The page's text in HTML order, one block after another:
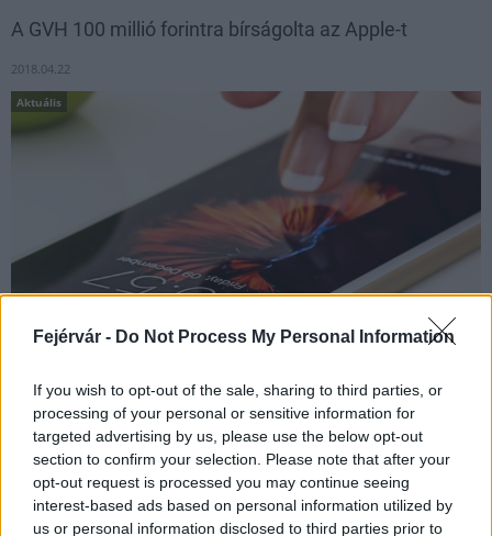
Fejérvár - Do Not Process My Personal Information
If you wish to opt-out of the sale, sharing to third parties, or
processing of your personal or sensitive information for
targeted advertising by us, please use the below opt-out
section to confirm your selection. Please note that after your
opt-out request is processed you may continue seeing
interest-based ads based on personal information utilized by
us or personal information disclosed to third parties prior to
A GVH 100 millió forintra bírságolta az Apple-t
2018.04.22
Aktuális
Tájékoztatás elmulasztása miatt a Gazdasági Versenyhivatal
(GVH) 100 millió forintra bírságolta az Apple-t és megtiltotta a
jogsértő gyakorlat folytatását: a hivatal szerdai közleménye
szerint az amerikai cég nem tájékoztatta a fogyasztókat a wifi-
asszisztens szolgáltatás lényeges jellemzőiről annak ellenére,
hogy annak nem lett volna terjedelmi akadálya.